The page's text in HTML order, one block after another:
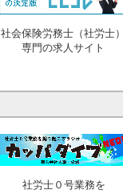
社会保険労務士（社労士）
専門の求人サイト
社労士０号業務を